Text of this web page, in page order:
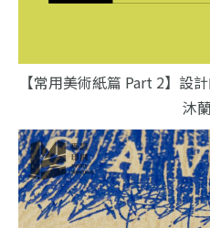
【常用美術紙篇 Part 2】設
沐